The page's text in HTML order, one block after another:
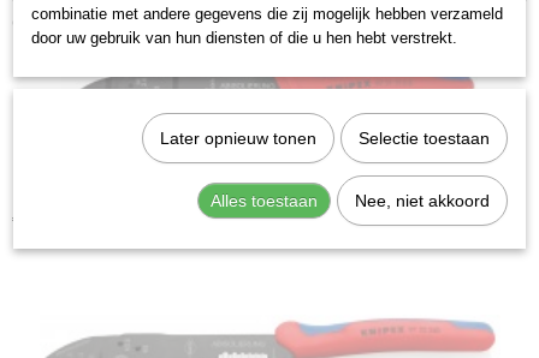
Ook interessant
Knipex 97 21 215 B Krimptang
€ 19,24
combinatie met andere gegevens die zij mogelijk hebben verzameld
door uw gebruik van hun diensten of die u hen hebt verstrekt.
Later opnieuw tonen Selectie toestaan
Alles toestaan Nee, niet akkoord